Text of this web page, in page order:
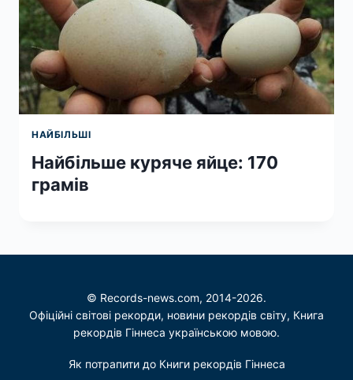
НАЙБІЛЬШІ
Найбільше куряче яйце: 170
грамів
© Records-news.com, 2014-2026.
Офіційні світові рекорди, новини рекордів світу, Книга
рекордів Гіннеса українською мовою.
Як потрапити до Книги рекордів Гіннеса